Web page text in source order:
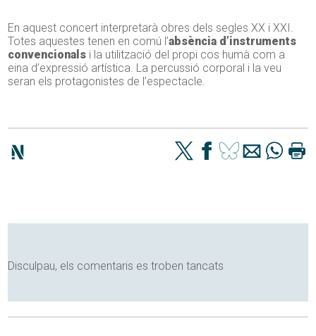
En aquest concert interpretarà obres dels segles XX i XXI.
Totes aquestes tenen en comú l’absència d’instruments
convencionals i la utilització del propi cos humà com a
eina d’expressió artística. La percussió corporal i la veu
seran els protagonistes de l’espectacle.
Disculpau, els comentaris es troben tancats